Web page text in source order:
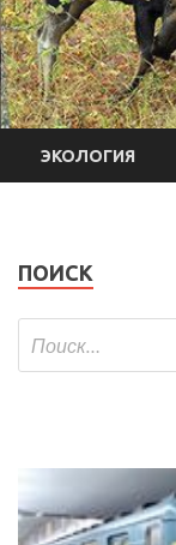
ЭКОЛОГИЯ
ПОИСК